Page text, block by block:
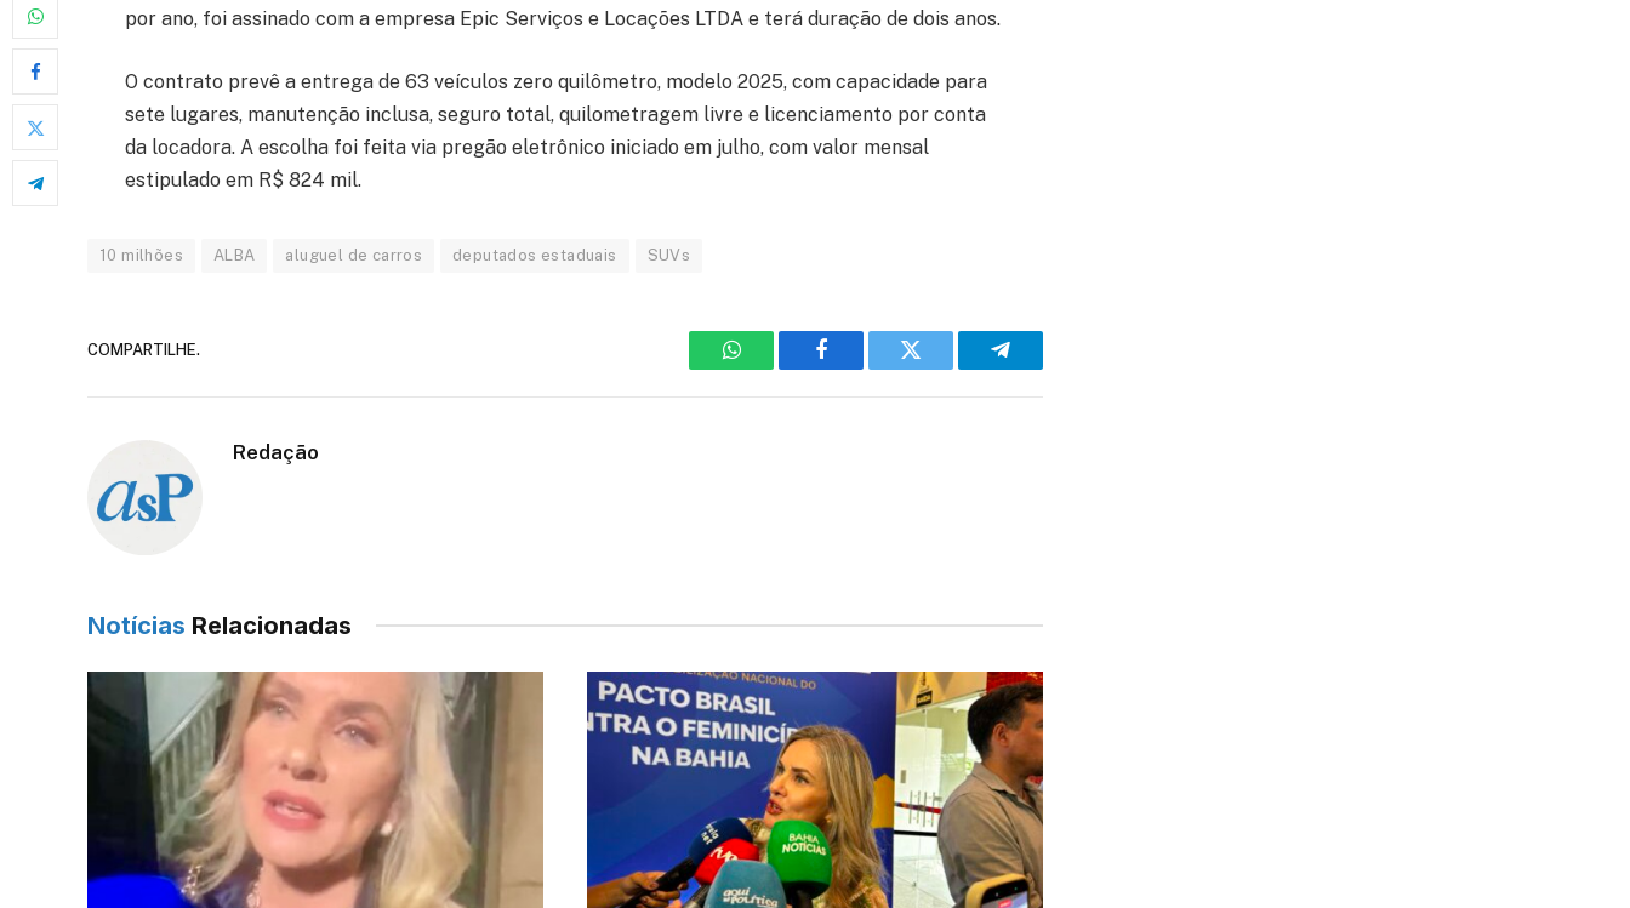
por ano, foi assinado com a empresa Epic Serviços e Locações LTDA e terá duração de dois anos.
O contrato prevê a entrega de 63 veículos zero quilômetro, modelo 2025, com capacidade para
sete lugares, manutenção inclusa, seguro total, quilometragem livre e licenciamento por conta
da locadora. A escolha foi feita via pregão eletrônico iniciado em julho, com valor mensal
estipulado em R$ 824 mil.
10 milhões ALBA aluguel de carros deputados estaduais SUVs
COMPARTILHE.
WhatsAppFacebook Twitter Telegram
Redação
Notícias Relacionadas